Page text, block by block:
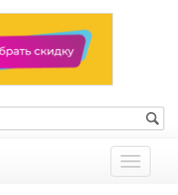
Показать
меню